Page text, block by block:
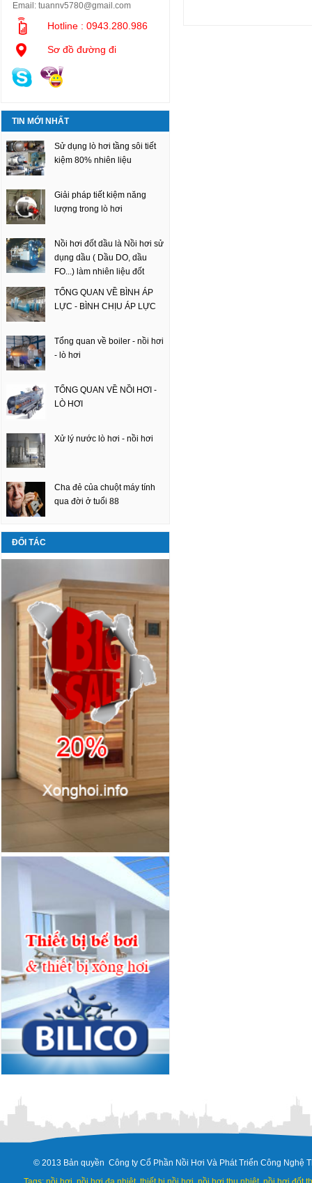
Email: tuannv5780@gmail.com
Hotline : 0943.280.986
Sơ đồ đường đi
TIN MỚI NHẤT
Sử dụng lò hơi tầng sôi tiết
kiệm 80% nhiên liệu
Giải pháp tiết kiệm năng
lượng trong lò hơi
Nồi hơi đốt dầu là Nồi hơi sử
dụng dầu ( Dầu DO, dầu
FO...) làm nhiên liệu đốt
TỔNG QUAN VỀ BÌNH ÁP
LỰC - BÌNH CHỊU ÁP LỰC
Tổng quan về boiler - nồi hơi
- lò hơi
TỔNG QUAN VỀ NỒI HƠI -
LÒ HƠI
Xử lý nước lò hơi - nồi hơi
Cha đẻ của chuột máy tính
qua đời ở tuổi 88
ĐỐI TÁC
© 2013 Bản quyền Công ty Cổ Phần Nồi Hơi Và Phát Triển Công